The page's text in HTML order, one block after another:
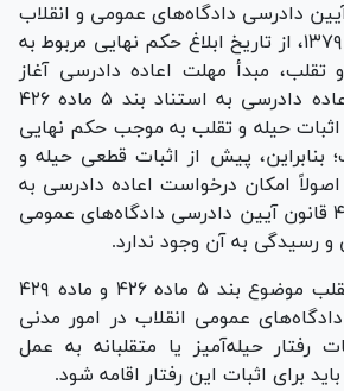
۴۲۹ قانون آیین دادرسی دادگاه‌های عمومی و انقلاب
در امور مدنی مصوب ۱۳۷۹، از تاریخ ابلاغ حکم نهایی مربوط به
تقلب، مبدأ مهلت اعاده دادرسی آغاز
می‌شود، درخواست اعاده دادرسی به استناد بند ۵ ماده ۴۲۶
حیله و تقلب به موجب حکم نهایی
پیش از اثبات قطعی حیله و
امکان درخواست اعاده دادرسی به
استناد بند ۵ ماده ۴۲۶ قانون آیین دادرسی دادگاه‌های عمومی
و رسیدگی به آن وجود ندارد.
ثانیاً، اثبات حیله و تقلب موضوع بند ۵ ماده ۴۲۶ و ماده ۴۲۹
عمومی انقلاب در امور مدنی
با اثبات رفتار حیله‌آمیز یا متقلبانه به عمل
باید برای اثبات این رفتار اقامه شود.